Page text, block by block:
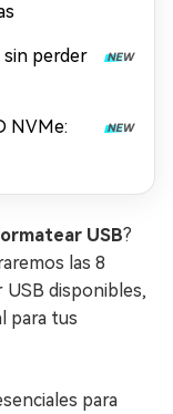
sin perder
NVMe:
USB?
las 8
disponibles,
para tus
para